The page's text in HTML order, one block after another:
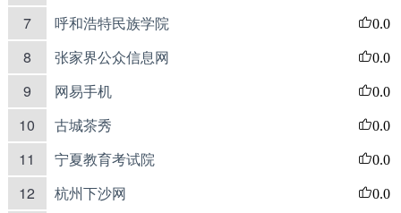
7 呼和浩特民族学院 0.0
8 张家界公众信息网 0.0
9 网易手机 0.0
10 古城茶秀 0.0
11 宁夏教育考试院 0.0
12 杭州下沙网 0.0